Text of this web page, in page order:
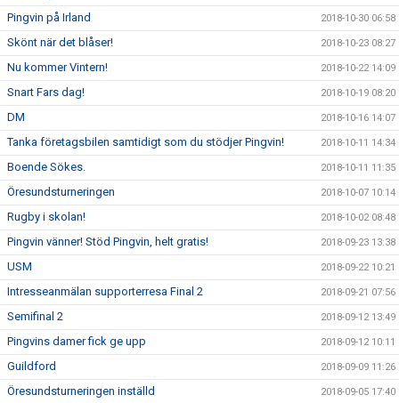
Pingvin på Irland 2018-10-30 06:58
Skönt när det blåser! 2018-10-23 08:27
Nu kommer Vintern! 2018-10-22 14:09
Snart Fars dag! 2018-10-19 08:20
DM 2018-10-16 14:07
Tanka företagsbilen samtidigt som du stödjer Pingvin! 2018-10-11 14:34
Boende Sökes. 2018-10-11 11:35
Öresundsturneringen 2018-10-07 10:14
Rugby i skolan! 2018-10-02 08:48
Pingvin vänner! Stöd Pingvin, helt gratis! 2018-09-23 13:38
USM 2018-09-22 10:21
Intresseanmälan supporterresa Final 2 2018-09-21 07:56
Semifinal 2 2018-09-12 13:49
Pingvins damer fick ge upp 2018-09-12 10:11
Guildford 2018-09-09 11:26
Öresundsturneringen inställd 2018-09-05 17:40